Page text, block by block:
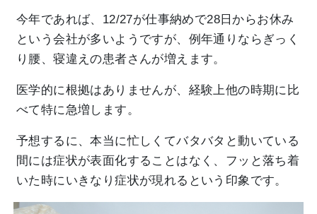
今年であれば、12/27が仕事納めで28日からお休み
という会社が多いようですが、例年通りならぎっく
り腰、寝違えの患者さんが増えます。
医学的に根拠はありませんが、経験上他の時期に比
べて特に急増します。
予想するに、本当に忙しくてバタバタと動いている
間には症状が表面化することはなく、フッと落ち着
いた時にいきなり症状が現れるという印象です。